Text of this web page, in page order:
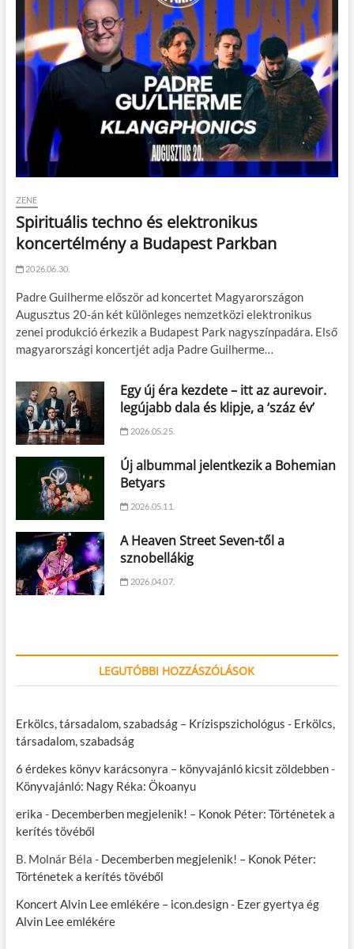
ZENE
Spirituális techno és elektronikus
koncertélmény a Budapest Parkban
2026.06.30.
Padre Guilherme először ad koncertet Magyarországon
Augusztus 20-án két különleges nemzetközi elektronikus
zenei produkció érkezik a Budapest Park nagyszínpadára. Első
magyarországi koncertjét adja Padre Guilherme…
Egy új éra kezdete – itt az aurevoir.
legújabb dala és klipje, a ‘száz év’
2026.05.25.
Új albummal jelentkezik a Bohemian
Betyars
2026.05.11.
A Heaven Street Seven-től a
sznobellákig
2026.04.07.
LEGUTÓBBI HOZZÁSZÓLÁSOK
Erkölcs, társadalom, szabadság – Krízispszichológus - Erkölcs,
társadalom, szabadság
6 érdekes könyv karácsonyra – könyvajánló kicsit zöldebben-
Könyvajánló: Nagy Réka: Ökoanyu
erika - Decemberben megjelenik! – Konok Péter: Történetek a
kerítés tövéből
B. Molnár Béla - Decemberben megjelenik! – Konok Péter:
Történetek a kerítés tövéből
Koncert Alvin Lee emlékére – icon.design- Ezer gyertya ég
Alvin Lee emlékére